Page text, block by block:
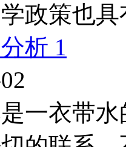
政策也
析 1
一衣带水